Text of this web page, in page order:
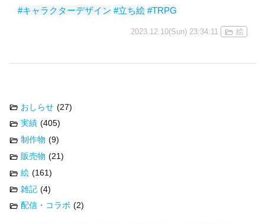
#キャラクターデザイン #立ち絵 #TRPG
2023.12.10(Sun) 23:34:11 絵
おしらせ (27)
実績 (405)
制作物 (9)
販売物 (21)
絵 (161)
雑記 (4)
配信・コラボ (2)